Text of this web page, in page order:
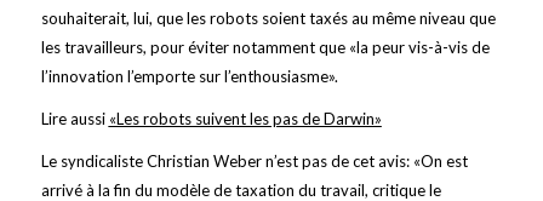
souhaiterait, lui, que les robots soient taxés au même niveau que
les travailleurs, pour éviter notamment que «la peur vis-à-vis de
l’innovation l’emporte sur l’enthousiasme».
Lire aussi «Les robots suivent les pas de Darwin»
Le syndicaliste Christian Weber n’est pas de cet avis: «On est
arrivé à la fin du modèle de taxation du travail, critique le